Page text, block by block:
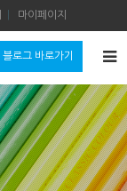
블로그 바로가기
마이페이지